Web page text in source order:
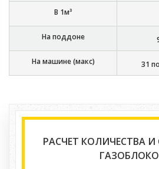
В 1м³
На поддоне
На машине (макс) 31
РАСЧЕТ КОЛИЧЕСТВА